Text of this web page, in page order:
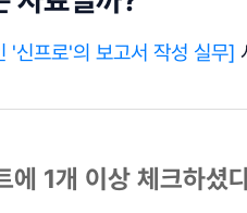
'신프로'의 보고서 작성 실무]
에 1개 이상 체크하셨